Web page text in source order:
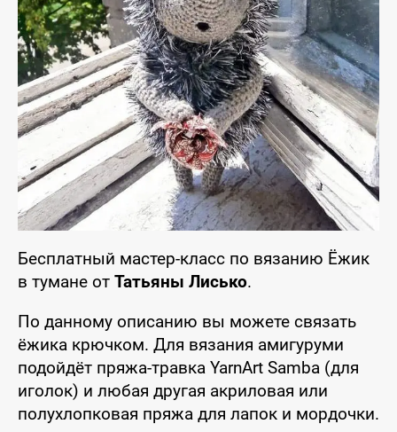
Бесплатный мастер-класс по вязанию Ёжик
в тумане от Татьяны Лисько.
По данному описанию вы можете связать
ёжика крючком. Для вязания амигуруми
подойдёт пряжа-травка YarnArt Samba (для
иголок) и любая другая акриловая или
полухлопковая пряжа для лапок и мордочки.